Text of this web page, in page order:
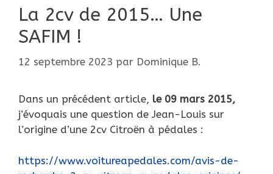
La 2cv de 2015… Une
SAFIM !
12 septembre 2023 par Dominique B.
Dans un précédent article, le 09 mars 2015,
j’évoquais une question de Jean-Louis sur
l’origine d’une 2cv Citroën à pédales :
https://www.voitureapedales.com/avis-de-